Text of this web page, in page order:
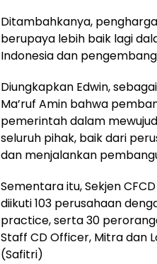
Ditambahkanya,
berupaya lebih baik lagi
Indonesia dan
Diungkapkan Edwin,
Ma’ruf Amin bahwa
pemerintah dalam
seluruh pihak, baik dari
dan menjalankan
Sementara itu, Sekjen
diikuti 103 perusahaan
practice, serta 30
Staff CD Officer, Mitra dan
(Safitri)